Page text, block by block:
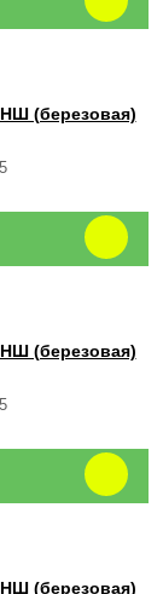
(березовая)
(березовая)
(березовая)